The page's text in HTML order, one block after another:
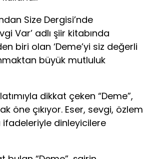
Size Dergisi’nde
Var’ adlı şiir kitabında
biri olan ‘Deme’yi siz değerli
büyük mutluluk
dikkat çeken “Deme”,
öne çıkıyor. Eser, sevgi, özlem
ifadeleriyle dinleyicilere